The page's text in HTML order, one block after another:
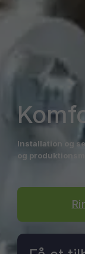
Installation og
og